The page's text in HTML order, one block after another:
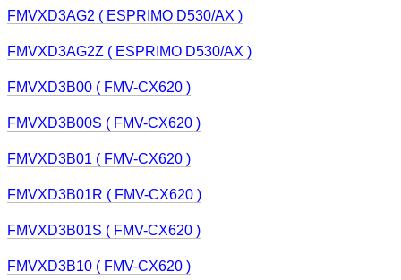
FMVXD3AG2 ( ESPRIMO D530/AX )
FMVXD3AG2Z ( ESPRIMO D530/AX )
FMVXD3B00 ( FMV-CX620 )
FMVXD3B00S ( FMV-CX620 )
FMVXD3B01 ( FMV-CX620 )
FMVXD3B01R ( FMV-CX620 )
FMVXD3B01S ( FMV-CX620 )
FMVXD3B10 ( FMV-CX620 )